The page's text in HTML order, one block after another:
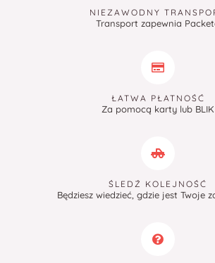
NIEZAWODNY
Transport zapewnia
ŁATWA PŁATNOŚĆ
Za pomocą karty lub BLIK
ŚLEDŹ KOLEJNOŚĆ
Będziesz wiedzieć, gdzie jest Twoje